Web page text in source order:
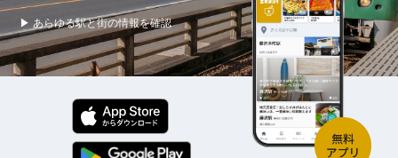
▶ あらゆる駅と街の情報を確認